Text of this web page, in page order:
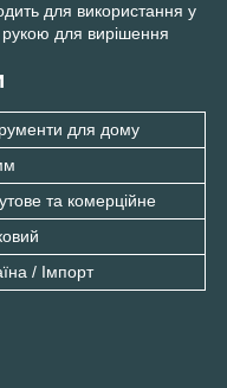
для використання у
для вирішення
для дому
та комерційне
/ Імпорт